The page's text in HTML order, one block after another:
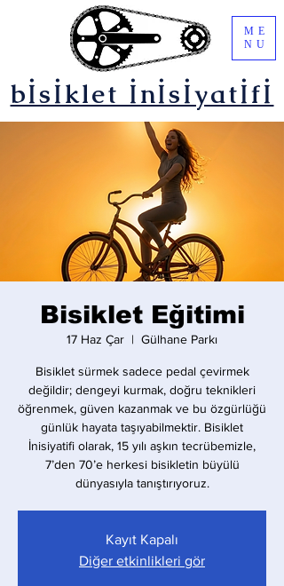
bİsİklet İnİsİyatİfİ
ME
NU
Bisiklet Eğitimi
17 Haz Çar
  |
Gülhane Parkı
Bisiklet sürmek sadece pedal çevirmek
değildir; dengeyi kurmak, doğru teknikleri
öğrenmek, güven kazanmak ve bu özgürlüğü
günlük hayata taşıyabilmektir. Bisiklet
İnisiyatifi olarak, 15 yılı aşkın tecrübemizle,
7’den 70’e herkesi bisikletin büyülü
dünyasıyla tanıştırıyoruz.
Kayıt Kapalı
Diğer etkinlikleri gör